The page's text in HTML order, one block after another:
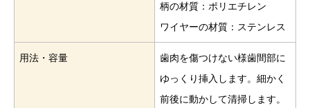
柄の材質：ポリエチレン
ワイヤーの材質：ステンレス
用法・容量
歯肉を傷つけない様歯間部に
ゆっくり挿入します。細かく
前後に動かして清掃します。